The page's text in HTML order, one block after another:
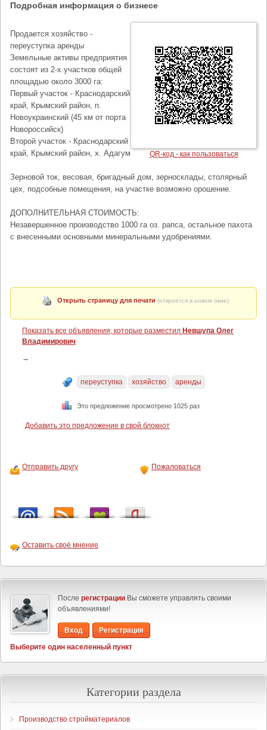
Подробная информация о бизнесе
QR-код - как пользоваться
Продается хозяйство -
переуступка аренды
Земельные активы предприятия
состоят из 2-х участков общей
площадью около 3000 га:
Первый участок - Краснодарский
край, Крымский район, п.
Новоукраинский (45 км от порта
Новороссийск)
Второй участок - Краснодарский
край, Крымский район, х. Адагум
Зерновой ток, весовая, бригадный дом, зерносклады, столярный
цех, подсобные помещения, на участке возможно орошение.
ДОПОЛНИТЕЛЬНАЯ СТОИМОСТЬ:
Незавершенное производство 1000 га оз. рапса, остальное пахота
с внесенными основными минеральными удобрениями.
Открыть страницу для печати (откроется в новом окне)
Показать все объявления, которые разместил Невшупа Олег
Владимирович
→
переуступка хозяйство аренды
Это предложение просмотрено 1025 раз
Добавить это предложение в свой блокнот
Отправить другу Пожаловаться
Оставить своё мнение
После регистрации Вы сможете управлять своими
объявлениями!
Вход
Регистрация
Выберите один населенный пункт
Категории раздела
Производство стройматериалов